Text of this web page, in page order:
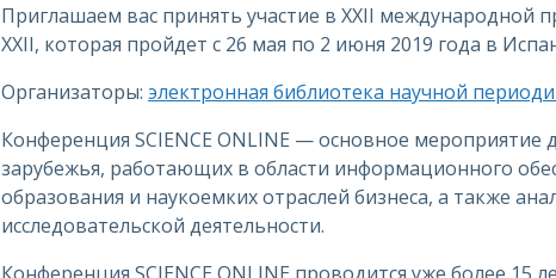
Приглашаем вас принять участие в XXII международной
XXII, которая пройдет с 26 мая по 2 июня 2019 года в
Организаторы: электронная библиотека научной
Конференция SCIENCE ONLINE — основное мероприятие
зарубежья, работающих в области информационного
образования и наукоемких отраслей бизнеса, а также
исследовательской деятельности.